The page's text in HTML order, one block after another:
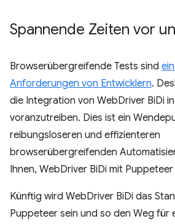
Spannende Zeiten vor
Browserübergreifende Tests sind
Anforderungen von Entwicklern.
die Integration von WebDriver BiDi
voranzutreiben. Dies ist ein
reibungsloseren und effizienteren
browserübergreifenden
Ihnen, WebDriver BiDi mit
Künftig wird WebDriver BiDi das
Puppeteer sein und so den Weg für